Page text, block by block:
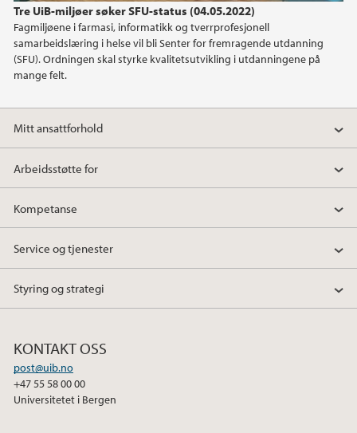
Tre UiB-miljøer søker SFU-status (04.05.2022)
Fagmiljøene i farmasi, informatikk og tverrprofesjonell
samarbeidslæring i helse vil bli Senter for fremragende utdanning
(SFU). Ordningen skal styrke kvalitetsutvikling i utdanningene på
mange felt.
Mitt ansattforhold
Arbeidsstøtte for
Kompetanse
Service og tjenester
Styring og strategi
KONTAKT OSS
post@uib.no
+47 55 58 00 00
Universitetet i Bergen